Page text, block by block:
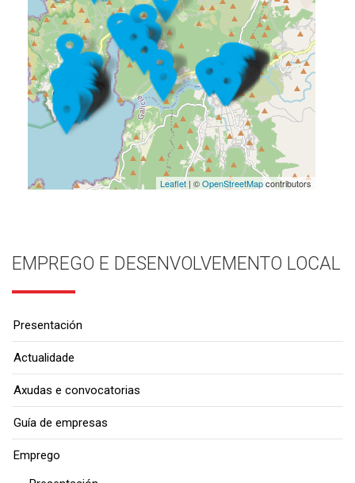
Leaflet| ©OpenStreetMapcontributors
EMPREGO E DESENVOLVEMENTO LOCAL
Presentación
Actualidade
Axudas e convocatorias
Guía de empresas
Emprego